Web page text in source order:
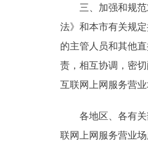
三、加强和规范对
法》和本市有关规
的主管人员和其他
责，相互协调，密
互联网上网服务营
各地区、各有关部
联网上网服务营业